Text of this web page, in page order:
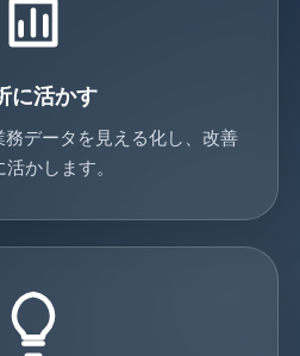
に活かす
務データを見える化し、改善
かします。